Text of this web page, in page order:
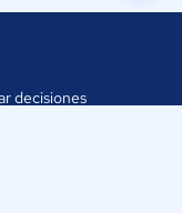
decisiones